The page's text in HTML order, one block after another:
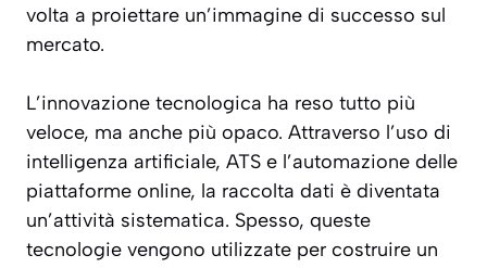
volta a proiettare un’immagine di successo sul
mercato.
L’innovazione tecnologica ha reso tutto più
veloce, ma anche più opaco. Attraverso l’uso di
intelligenza artificiale, ATS e l’automazione delle
piattaforme online, la raccolta dati è diventata
un’attività sistematica. Spesso, queste
tecnologie vengono utilizzate per costruire un